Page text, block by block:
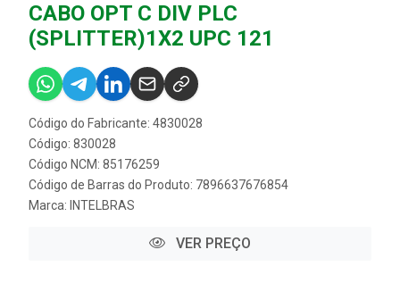
CABO OPT C DIV PLC
(SPLITTER)1X2 UPC 121
Código do Fabricante: 4830028
Código: 830028
Código NCM: 85176259
Código de Barras do Produto: 7896637676854
Marca: INTELBRAS
VER PREÇO